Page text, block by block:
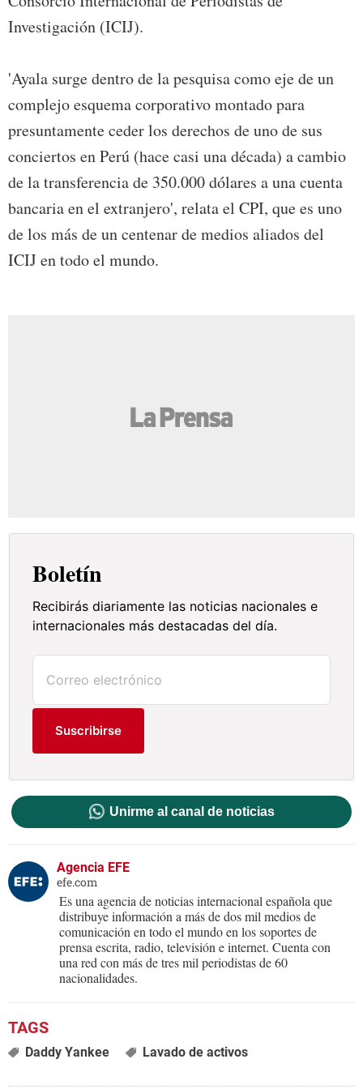
Investigación (ICIJ).
'Ayala surge dentro de la pesquisa como eje de un
complejo esquema corporativo montado para
presuntamente ceder los derechos de uno de sus
conciertos en Perú (hace casi una década) a cambio
de la transferencia de 350.000 dólares a una cuenta
bancaria en el extranjero', relata el CPI, que es uno
de los más de un centenar de medios aliados del
ICIJ en todo el mundo.
Boletín
Recibirás diariamente las noticias nacionales e
internacionales más destacadas del día.
Suscribirse
Unirme al canal de noticias
Agencia EFE
efe.com
Es una agencia de noticias internacional española que
distribuye información a más de dos mil medios de
comunicación en todo el mundo en los soportes de
prensa escrita, radio, televisión e internet. Cuenta con
una red con más de tres mil periodistas de 60
nacionalidades.
Daddy Yankee Lavado de activos